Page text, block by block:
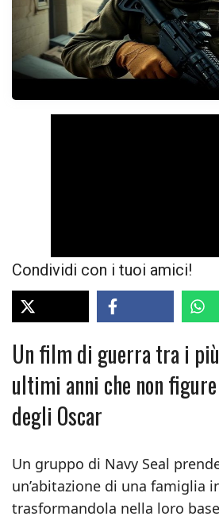
Condividi con i tuoi amici!
Un film di guerra tra i
ultimi anni che non
degli Oscar
Un gruppo di Navy Seal
un’abitazione di una famiglia
trasformandola nella loro